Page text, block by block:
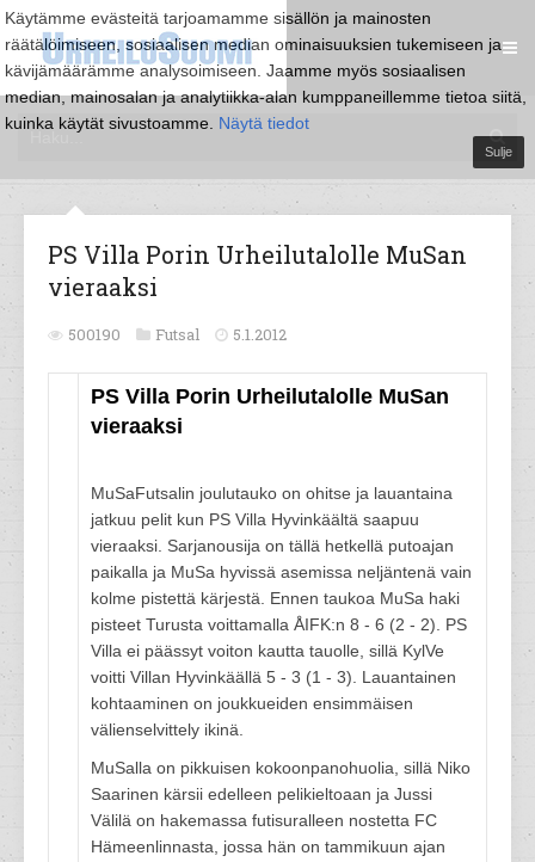
Käytämme evästeitä tarjoamamme sisällön ja mainosten
räätälöimiseen, sosiaalisen median ominaisuuksien tukemiseen ja
kävijämäärämme analysoimiseen. Jaamme myös sosiaalisen
median, mainosalan ja analytiikka-alan kumppaneillemme tietoa siitä,
kuinka käytät sivustoamme. Näytä tiedot
Sulje
PS Villa Porin Urheilutalolle MuSan
vieraaksi
500190 Futsal 5.1.2012
PS Villa Porin Urheilutalolle MuSan
vieraaksi
MuSaFutsalin joulutauko on ohitse ja lauantaina
jatkuu pelit kun PS Villa Hyvinkäältä saapuu
vieraaksi. Sarjanousija on tällä hetkellä putoajan
paikalla ja MuSa hyvissä asemissa neljäntenä vain
kolme pistettä kärjestä. Ennen taukoa MuSa haki
pisteet Turusta voittamalla ÅIFK:n 8 - 6 (2 - 2). PS
Villa ei päässyt voiton kautta tauolle, sillä KylVe
voitti Villan Hyvinkäällä 5 - 3 (1 - 3). Lauantainen
kohtaaminen on joukkueiden ensimmäisen
välienselvittely ikinä.
MuSalla on pikkuisen kokoonpanohuolia, sillä Niko
Saarinen kärsii edelleen pelikieltoaan ja Jussi
Välilä on hakemassa futisuralleen nostetta FC
Hämeenlinnasta, jossa hän on tammikuun ajan